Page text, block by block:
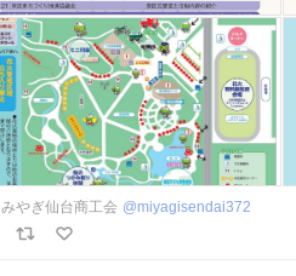
みやぎ仙台商工会 @miyagisendai372